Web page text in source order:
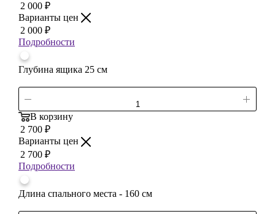
2 000 ₽
Варианты цен
2 000 ₽
Подробности
Глубина ящика 25 см
В корзину
2 700 ₽
Варианты цен
2 700 ₽
Подробности
Длина спального места - 160 см